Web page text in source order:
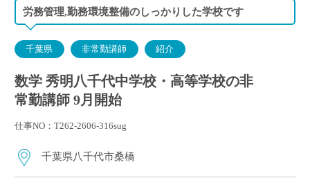
労務管理,勤務環境整備のしっかりした学校です
千葉県 非常勤講師 紹介
数学 秀明八千代中学校・高等学校の非
常勤講師 9月開始
仕事NO：T262-2606-316sug
千葉県八千代市桑橋